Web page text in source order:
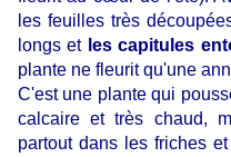
les feuilles très
longs et les capitules
plante ne fleurit qu'une
C'est une plante qui
calcaire et très chaud,
partout dans les friches